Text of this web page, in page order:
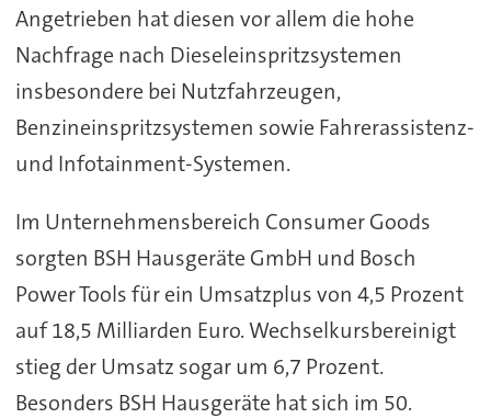
Angetrieben hat diesen vor allem die hohe
Nachfrage nach Dieseleinspritzsystemen
insbesondere bei Nutzfahrzeugen,
Benzineinspritzsystemen sowie Fahrerassistenz-
und Infotainment-Systemen.
Im Unternehmensbereich Consumer Goods
sorgten BSH Hausgeräte GmbH und Bosch
Power Tools für ein Umsatzplus von 4,5 Prozent
auf 18,5 Milliarden Euro. Wechselkursbereinigt
stieg der Umsatz sogar um 6,7 Prozent.
Besonders BSH Hausgeräte hat sich im 50.